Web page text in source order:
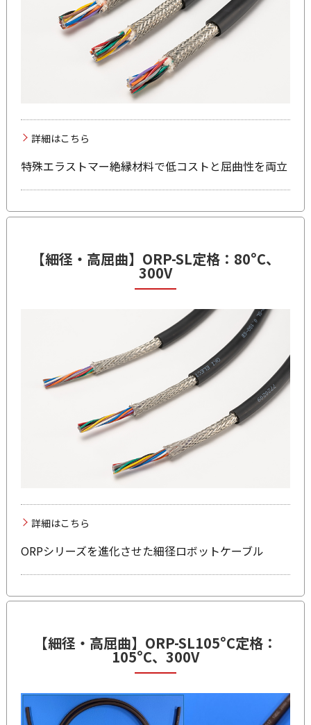
詳細はこちら
特殊エラストマー絶縁材料で低コストと屈曲性を両立
【細径・高屈曲】 ORP-SL定格：80°C、
300V
詳細はこちら
ORPシリーズを進化させた細径ロボットケーブル
【細径・高屈曲】 ORP-SL105°C定格：
105°C、300V